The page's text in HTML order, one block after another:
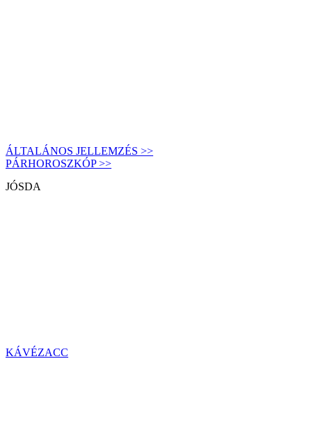
ÁLTALÁNOS JELLEMZÉS >>
PÁRHOROSZKÓP >>
JÓSDA
KÁVÉZACC